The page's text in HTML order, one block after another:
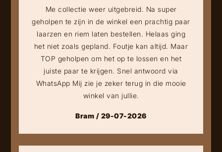
Me collectie weer uitgebreid. Na super
geholpen te zijn in de winkel een prachtig paar
laarzen en riem laten bestellen. Helaas ging
het niet zoals gepland. Foutje kan altijd. Maar
TOP geholpen om het op te lossen en het
juiste paar te krijgen. Snel antwoord via
WhatsApp Mij zie je zeker terug in die mooie
winkel van jullie.
Bram / 29-07-2026